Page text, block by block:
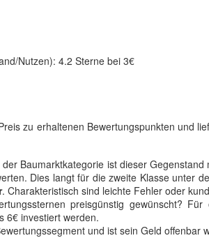
Nutzen): 4.2 Sterne bei 3€
zu erhaltenen Bewertungspunkten und
der Baumarktkategorie ist dieser
Dies langt für die zweite Klasse unter
. Charakteristisch sind leichte Fehler oder
preisgünstig gewünscht? Für
6€ investiert werden.
und ist sein Geld offenbar